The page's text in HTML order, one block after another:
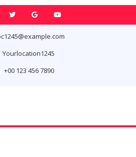
Yourlocation1245
+00 123 456 7890